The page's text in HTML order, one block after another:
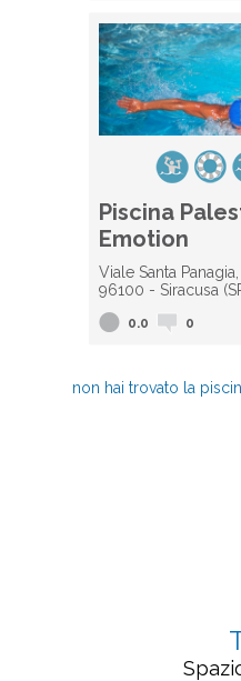
Piscina
Emotion
Viale Santa Panagia,
96100 - Siracusa
0.0 0
non hai trovato la